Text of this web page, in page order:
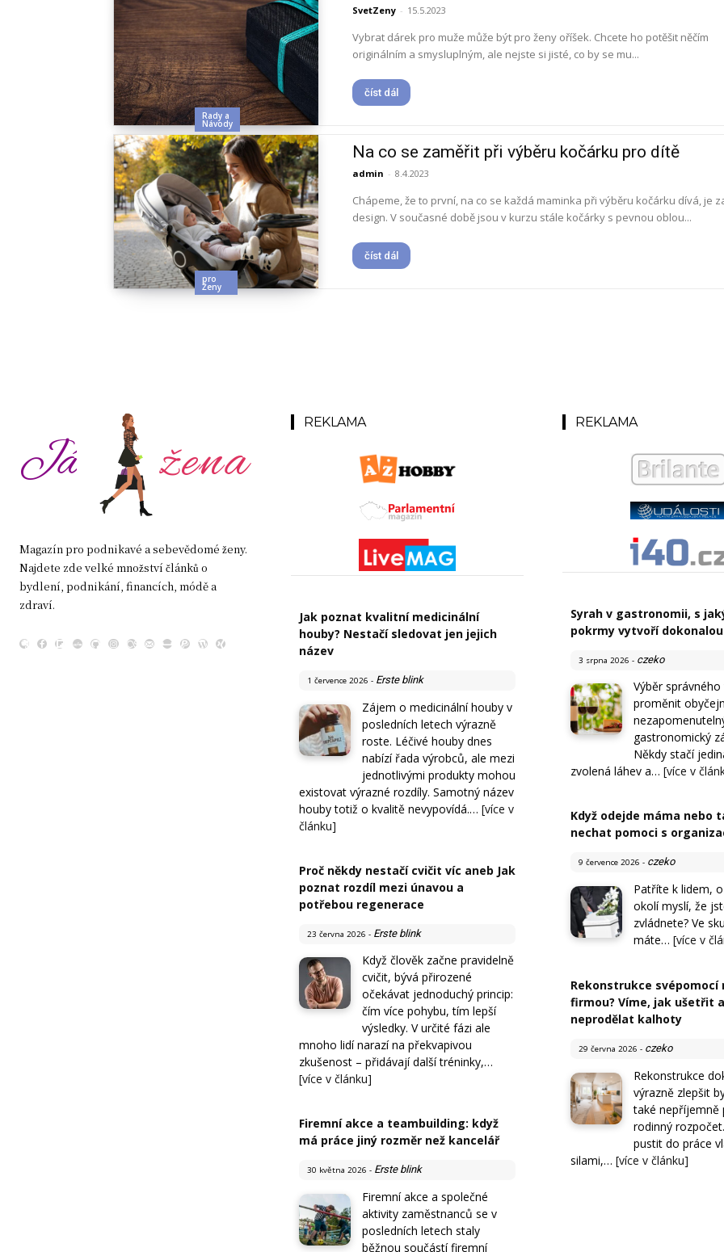
Rady a
Návody
SvetZeny - 15.5.2023
Vybrat dárek pro muže může být pro ženy oříšek. Chcete ho potěšit něčím
originálním a smysluplným, ale nejste si jisté, co by se mu...
číst dál
pro
Ženy
Na co se zaměřit při výběru kočárku pro dítě
admin - 8.4.2023
Chápeme, že to první, na co se každá maminka při výběru kočárku dívá, je
design. V současné době jsou v kurzu stále kočárky s pevnou oblou...
číst dál
Já žena
Magazín pro podnikavé a sebevědomé ženy.
Najdete zde velké množství článků o
bydlení, podnikání, financích, módě a
zdraví.
REKLAMA
Jak poznat kvalitní medicinální
houby? Nestačí sledovat jen jejich
název
1 července 2026 - Erste blink
Zájem o medicinální houby v
posledních letech výrazně
roste. Léčivé houby dnes
nabízí řada výrobců, ale mezi
jednotlivými produkty mohou
existovat výrazné rozdíly. Samotný název
houby totiž o kvalitě nevypovídá.… [více v
článku]
Proč někdy nestačí cvičit víc aneb Jak
poznat rozdíl mezi únavou a
potřebou regenerace
23 června 2026 - Erste blink
Když člověk začne pravidelně
cvičit, bývá přirozené
očekávat jednoduchý princip:
čím více pohybu, tím lepší
výsledky. V určité fázi ale
mnoho lidí narazí na překvapivou
zkušenost – přidávají další tréninky,…
[více v článku]
Firemní akce a teambuilding: když
má práce jiný rozměr než kancelář
30 května 2026 - Erste blink
Firemní akce a společné
aktivity zaměstnanců se v
posledních letech staly
běžnou součástí firemní
REKLAMA
Syrah v gastronomii, s
pokrmy vytvoří
3 srpna 2026 - czeko
Výběr
proměnit
gastronomický
Někdy stačí
zvolená láhev a… [více v
Když odejde máma nebo
nechat pomoci s
9 července 2026 - czeko
Patříte k lidem,
okolí myslí, že
zvládnete? Ve
máte… [více v
Rekonstrukce svépomocí
firmou? Víme, jak ušetřit a
neprodělat kalhoty
29 června 2026 - czeko
Rekonstrukce
výrazně zlepšit
také nepříjemně
rodinný
pustit do práce
silami,… [více v článku]